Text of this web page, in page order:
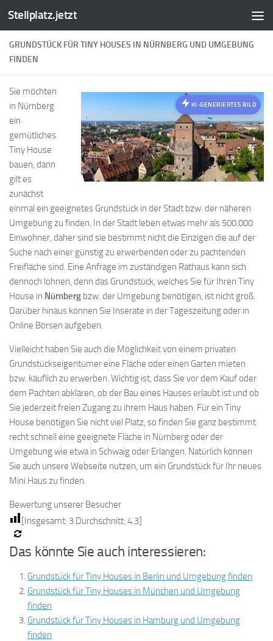
Zum Inhalt springen
Stellplatz.jetzt
GRUNDSTÜCK FÜR TINY HOUSES IN NÜRNBERG UND UMGEBUNG
FINDEN
KI-GENERIERTES BILD
Sie möchten
in Nürnberg
ein
gemütliches
Tiny House
bauen, dann
gilt es
zunächst
einmal ein geeignetes Grundstück in der Stadt bzw. der näheren
Umgebung zu finden. In der Stadt leben etwas mehr als 500.000
Einwohner, daher sind sie bestimmt nicht die Einzigen die auf der
Suche nach einer günstig zu erwerbenden oder zu pachtenden
Freifläche sind. Eine Anfrage im zuständigen Rathaus kann sich
dennoch lohnen, denn das Grundstück, welches Sie für Ihren Tiny
House in Nürnberg bzw. der Umgebung benötigen, ist nicht groß.
Darüber hinaus können Sie Inserate in der Tageszeitung oder in
Online Börsen aufgeben.
Vielleicht haben Sie auch die Möglichkeit von einem privaten
Grundstückseigentümer eine Fläche oder einen Garten mieten
bzw. käuflich zu erwerben. Wichtig ist, dass Sie vor dem Kauf oder
dem Pachten abklären, ob der Bau eines Hauses erlaubt ist und ob
Sie jederzeit freien Zugang zu ihrem Haus haben. Für ein Tiny
House benötigen Sie nicht viel Platz, so finden Sie ganz bestimmt
recht schnell eine geeignete Fläche in Nürnberg oder der
Umgebung wie etwa in Schwaig oder Erlangen. Natürlich können
Sie auch unsere Webseite nutzen, um ein Grundstück für Ihr neues
Mini Haus zu finden.
Bewertung unserer Besucher
[Insgesamt: 3 Durchschnitt: 4.3]
Das könnte Sie auch interessieren:
Grundstück für Tiny Houses in Berlin und Umgebung finden
Grundstück für Tiny Houses in München und Umgebung
finden
Grundstück für Tiny Houses in Hamburg und Umgebung
finden